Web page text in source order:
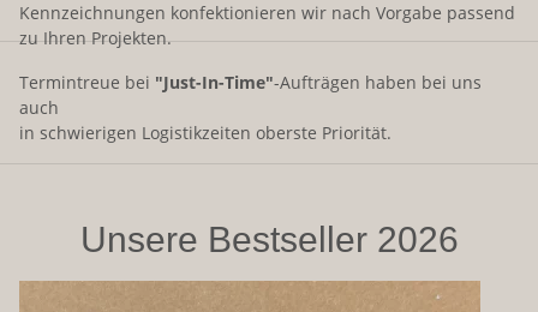
Kennzeichnungen konfektionieren wir nach Vorgabe passend
zu Ihren Projekten.
Termintreue bei "Just-In-Time"-Aufträgen haben bei uns
auch
in schwierigen Logistikzeiten oberste Priorität.
Unsere Bestseller 2026